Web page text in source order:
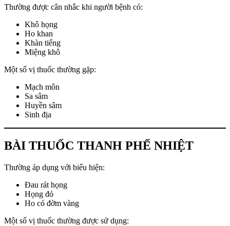
Thường được cân nhắc khi người bệnh có:
Khô họng
Ho khan
Khàn tiếng
Miệng khô
Một số vị thuốc thường gặp:
Mạch môn
Sa sâm
Huyền sâm
Sinh địa
BÀI THUỐC THANH PHẾ NHIỆT
Thường áp dụng với biểu hiện:
Đau rát họng
Họng đỏ
Ho có đờm vàng
Một số vị thuốc thường được sử dụng: